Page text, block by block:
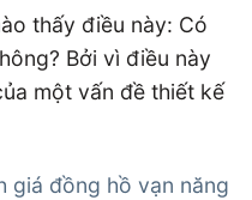
thấy điều này: Có
Bởi vì điều này
một vấn đề thiết kế
giá đồng hồ vạn năng